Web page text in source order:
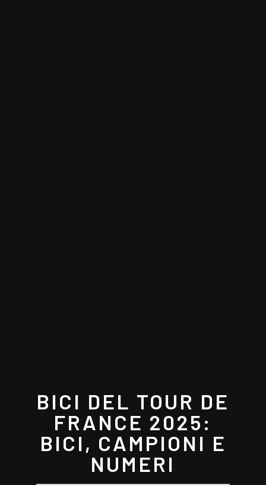
BICI DEL TOUR DE
FRANCE 2025:
BICI, CAMPIONI E
NUMERI